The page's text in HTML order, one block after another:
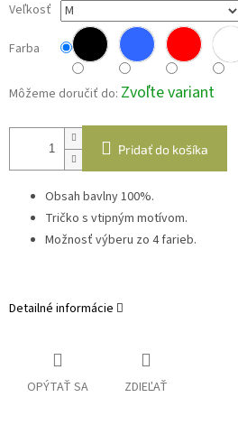
Veľkosť
Farba
Môžeme doručiť do: Zvoľte variant
Pridať do košíka
Obsah bavlny 100%.
Tričko s vtipným motívom.
Možnosť výberu zo 4 farieb.
Detailné informácie
OPÝTAŤ SA ZDIEĽAŤ